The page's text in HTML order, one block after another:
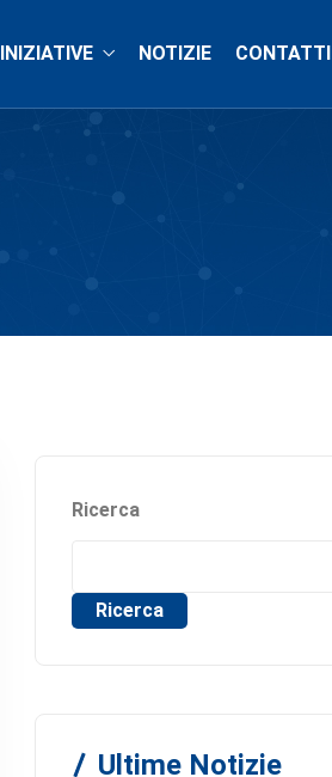
INIZIATIVE NOTIZIE CONTATTI
Ricerca
Ricerca
Ultime Notizie